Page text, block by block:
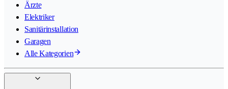
Ärzte
Elektriker
Sanitärinstallation
Garagen
Alle Kategorien